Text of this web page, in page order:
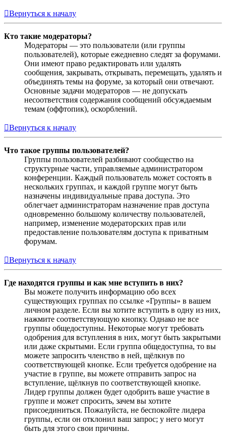
Вернуться к началу
Кто такие модераторы?
Модераторы — это пользователи (или группы
пользователей), которые ежедневно следят за форумами.
Они имеют право редактировать или удалять
сообщения, закрывать, открывать, перемещать, удалять и
объединять темы на форуме, за который они отвечают.
Основные задачи модераторов — не допускать
несоответствия содержания сообщений обсуждаемым
темам (оффтопик), оскорблений.
Вернуться к началу
Что такое группы пользователей?
Группы пользователей разбивают сообщество на
структурные части, управляемые администратором
конференции. Каждый пользователь может состоять в
нескольких группах, и каждой группе могут быть
назначены индивидуальные права доступа. Это
облегчает администраторам назначение прав доступа
одновременно большому количеству пользователей,
например, изменение модераторских прав или
предоставление пользователям доступа к приватным
форумам.
Вернуться к началу
Где находятся группы и как мне вступить в них?
Вы можете получить информацию обо всех
существующих группах по ссылке «Группы» в вашем
личном разделе. Если вы хотите вступить в одну из них,
нажмите соответствующую кнопку. Однако не все
группы общедоступны. Некоторые могут требовать
одобрения для вступления в них, могут быть закрытыми
или даже скрытыми. Если группа общедоступна, то вы
можете запросить членство в ней, щёлкнув по
соответствующей кнопке. Если требуется одобрение на
участие в группе, вы можете отправить запрос на
вступление, щёлкнув по соответствующей кнопке.
Лидер группы должен будет одобрить ваше участие в
группе и может спросить, зачем вы хотите
присоединиться. Пожалуйста, не беспокойте лидера
группы, если он отклонил ваш запрос; у него могут
быть для этого свои причины.